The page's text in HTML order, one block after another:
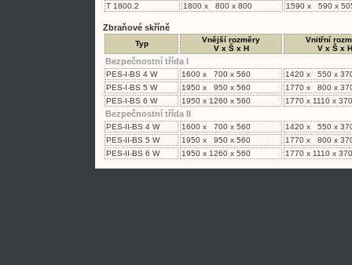
T 1800.2
1800 x 800 x 800 1590 x 590 x
Zbraňové skříně
Typ
Vnější rozměry
V x Š x H
Vnitřní
V x Š x H
Bezpečnostní třída I
PES-I-BS 4 W 1600 x 700 x 560
1420 x 550 x
PES-I-BS 5 W
1950 x 950 x 560
1770 x 800 x
PES-I-BS 6 W
1950 x 1260 x 560 1770 x 1110 x 370
Bezpečnostní třída II
PES-II-BS 4 W 1600 x 700 x 560
1420 x 550 x
PES-II-BS 5 W
1950 x 950 x 560
1770 x 800 x
PES-II-BS 6 W
1950 x 1260 x 560 1770 x 1110 x 370